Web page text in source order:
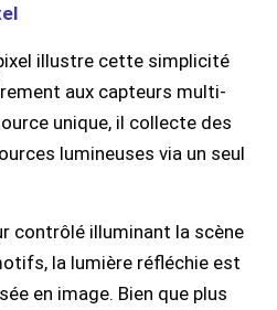
illustre cette simplicité
aux capteurs multi-
unique, il collecte des
lumineuses via un seul
contrôlé illuminant la scène
la lumière réfléchie est
en image. Bien que plus